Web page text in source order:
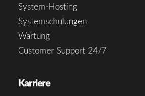
System-Hosting
Systemschulungen
Wartung
Customer Support 24/7
Karriere